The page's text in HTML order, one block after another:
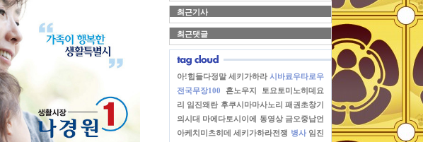
최근기사
최근댓글
아!힘들다정말 세키가하라 시바료우타로우
전국무장100
혼노우지
토요토미노히데요
리 임진왜란 후쿠시마마사노리 패권초창기
의시대 마에다토시이에 동영상 금오중납언
아케치미츠히데 세키가하라전쟁 병사 임진